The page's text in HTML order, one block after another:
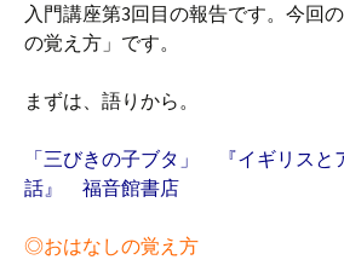
入門講座第3回目の報告です。今回
の覚え方」です。
まずは、語りから。
「三びきの子ブタ」 『イギリスと
話』 福音館書店
◎おはなしの覚え方